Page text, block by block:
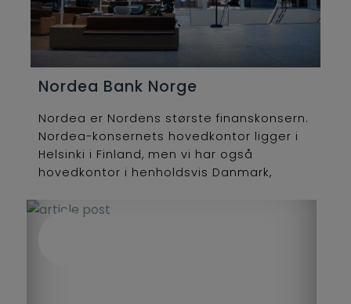
Nordea Bank Norge
Nordea er Nordens største finanskonsern.
Nordea-konsernets hovedkontor ligger i
Helsinki i Finland, men vi har også
hovedkontor i henholdsvis Danmark,